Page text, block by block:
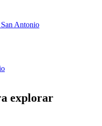
Antonio
explorar